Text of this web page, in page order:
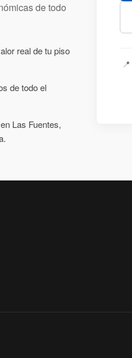
de todo
real de tu piso
de todo el
Las Fuentes,
📍